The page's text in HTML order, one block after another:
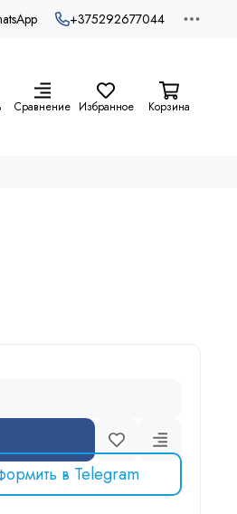
+375292677044
Сравнение Избранное Корзина
в Telegram